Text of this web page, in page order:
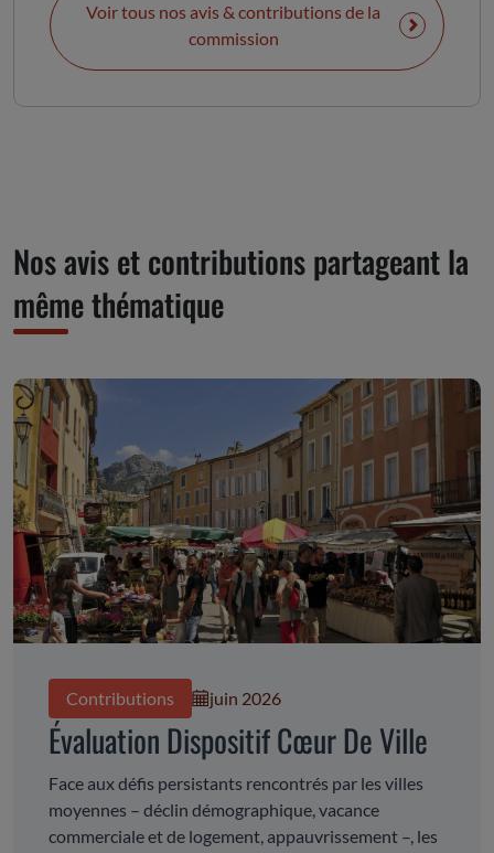
Voir tous nos avis & contributions de la
commission
Nos avis et contributions partageant la
même thématique
Contributions juin 2026
Évaluation Dispositif Cœur De Ville
Face aux défis persistants rencontrés par les villes
moyennes – déclin démographique, vacance
commerciale et de logement, appauvrissement –, les